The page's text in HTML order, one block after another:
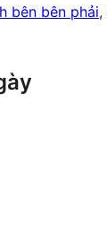
bên bên phải,